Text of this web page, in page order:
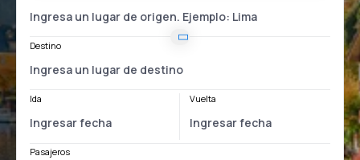
Destino
Ida Vuelta
Pasajeros